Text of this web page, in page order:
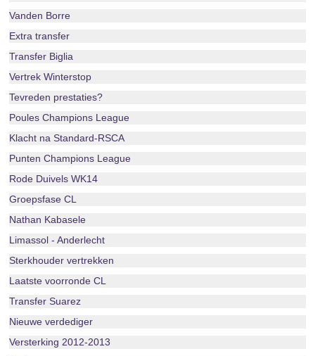
Vanden Borre
Extra transfer
Transfer Biglia
Vertrek Winterstop
Tevreden prestaties?
Poules Champions League
Klacht na Standard-RSCA
Punten Champions League
Rode Duivels WK14
Groepsfase CL
Nathan Kabasele
Limassol - Anderlecht
Sterkhouder vertrekken
Laatste voorronde CL
Transfer Suarez
Nieuwe verdediger
Versterking 2012-2013